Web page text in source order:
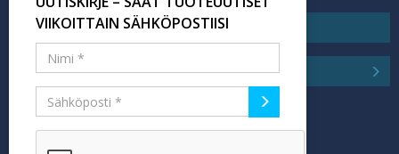
VIIKOITTAIN SÄHKÖPOSTIISI